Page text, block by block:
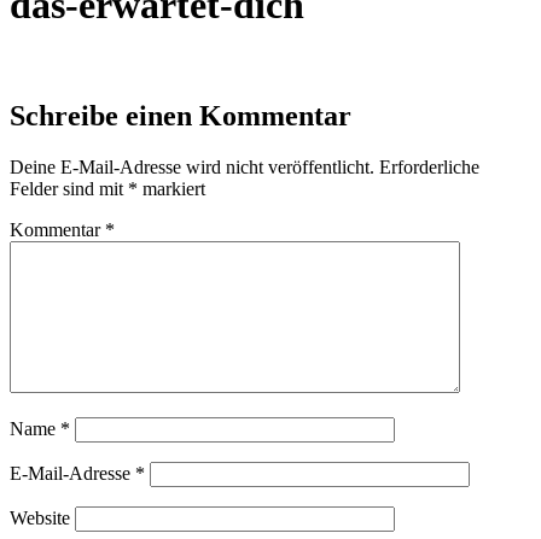
Schreibe einen Kommentar
Deine E-Mail-Adresse wird nicht veröffentlicht. Erforderliche
Felder sind mit * markiert
Kommentar *
Name *
E-Mail-Adresse *
Website